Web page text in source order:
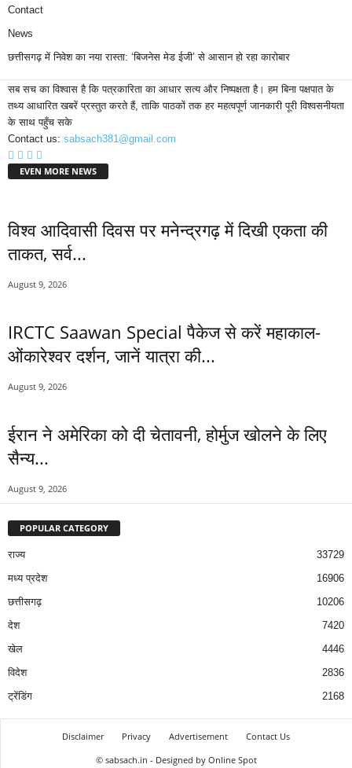
Contact
News
छत्तीसगढ़ में निवेश का नया रास्ता: ‘बिजनेस मेड ईजी’ से आसान हो रहा कारोबार
सब सच का विश्वास है कि पत्रकारिता का आधार सत्य और निष्पक्षता है। हम बिना पक्षपात के
तथ्य आधारित खबरें प्रस्तुत करते हैं, ताकि पाठकों तक हर महत्वपूर्ण जानकारी पूरी विश्वसनीयता
के साथ पहुँच सके
Contact us: sabsach381@gmail.com
EVEN MORE NEWS
विश्व आदिवासी दिवस पर मनेन्द्रगढ़ में दिखी एकता की
ताकत, सर्व...
August 9, 2026
IRCTC Saawan Special पैकेज से करें महाकाल-
ओंकारेश्वर दर्शन, जानें यात्रा की...
August 9, 2026
ईरान ने अमेरिका को दी चेतावनी, होर्मुज खोलने के लिए
सैन्य...
August 9, 2026
POPULAR CATEGORY
राज्य
33729
मध्य प्रदेश
16906
छत्तीसगढ़
10206
देश
7420
खेल
4446
विदेश
2836
ट्रेंडिंग
2168
Disclaimer Privacy Advertisement
Contact Us
© sabsach.in - Designed by Online Spot